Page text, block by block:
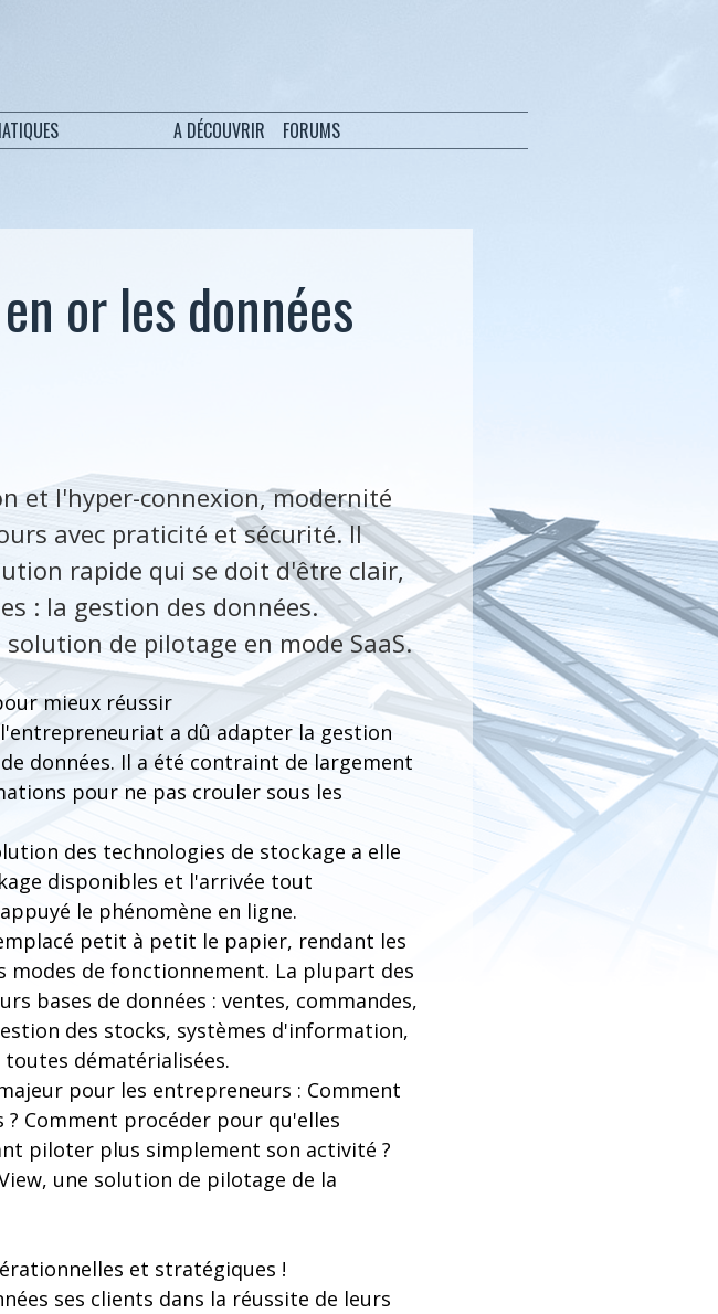
A DÉCOUVRIR FORUMS
or les données
et l'hyper-connexion, modernité
avec praticité et sécurité. Il
rapide qui se doit d'être clair,
: la gestion des données.
de pilotage en mode SaaS.
mieux réussir
a dû adapter la gestion
données. Il a été contraint de largement
pour ne pas crouler sous les
des technologies de stockage a elle
disponibles et l'arrivée tout
le phénomène en ligne.
petit à petit le papier, rendant les
de fonctionnement. La plupart des
bases de données : ventes, commandes,
des stocks, systèmes d'information,
dématérialisées.
pour les entrepreneurs : Comment
Comment procéder pour qu'elles
piloter plus simplement son activité ?
une solution de pilotage de la
et stratégiques !
ses clients dans la réussite de leurs